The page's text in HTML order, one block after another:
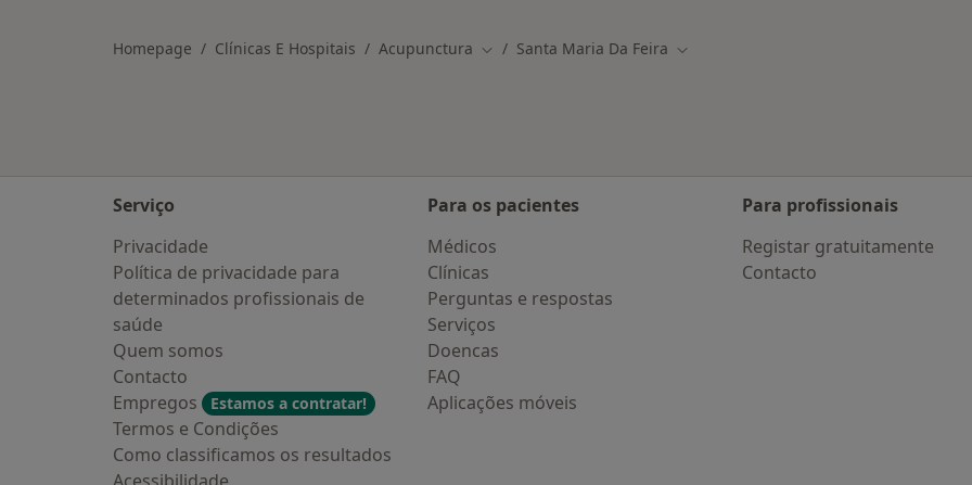
Homepage Clínicas E Hospitais Acupunctura Mudar de cidade
Santa Maria Da Feira Mudar de cidade
Serviço
Privacidade
Política de privacidade para
determinados profissionais de
saúde
Quem somos
Contacto
Empregos
Estamos a contratar!
Termos e Condições
Como classificamos os resultados
Para os pacientes
Médicos
Clínicas
Perguntas e respostas
Serviços
Doencas
FAQ
Aplicações móveis
Para profissionais
Registar gratuitamente
Contacto